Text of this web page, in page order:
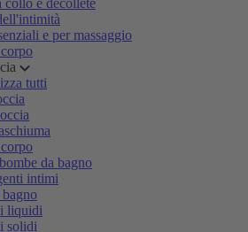
collo e décolleté
e per massaggio
tutti
da bagno
intimi
liquidi
solidi